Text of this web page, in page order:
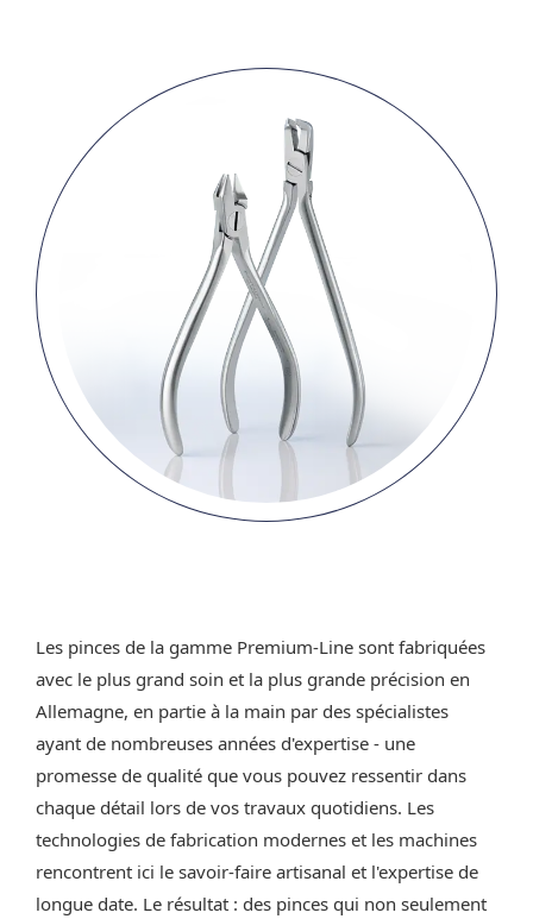
Les pinces de la gamme Premium-Line sont fabriquées
avec le plus grand soin et la plus grande précision en
Allemagne, en partie à la main par des spécialistes
ayant de nombreuses années d'expertise - une
promesse de qualité que vous pouvez ressentir dans
chaque détail lors de vos travaux quotidiens. Les
technologies de fabrication modernes et les machines
rencontrent ici le savoir-faire artisanal et l'expertise de
longue date. Le résultat : des pinces qui non seulement